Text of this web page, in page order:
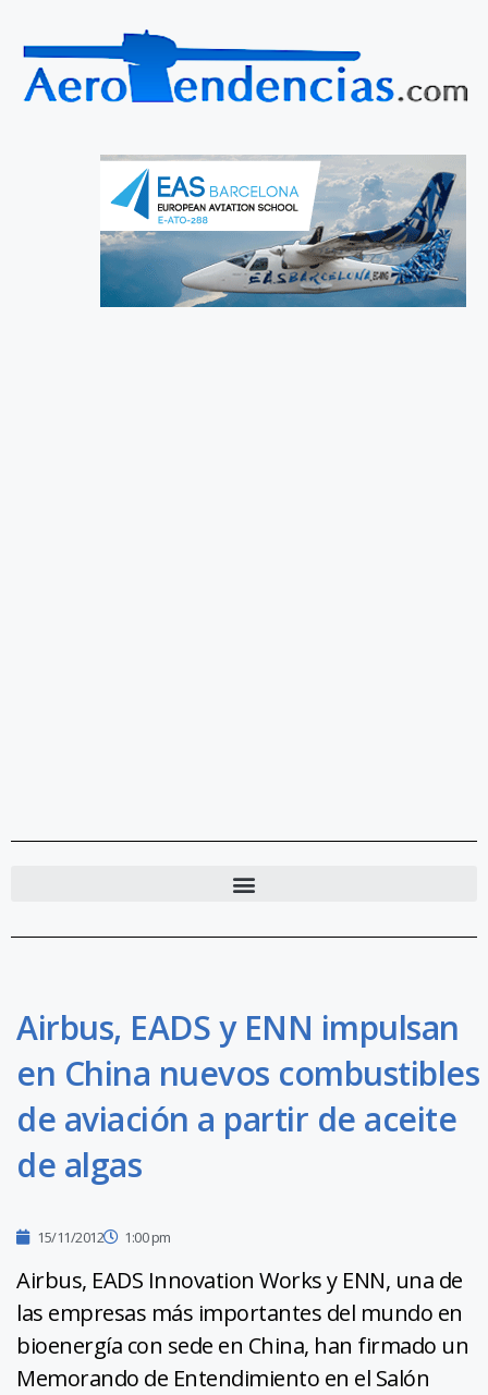
Airbus, EADS y ENN impulsan
en China nuevos combustibles
de aviación a partir de aceite
de algas
15/11/2012 1:00 pm
Airbus, EADS Innovation Works y ENN, una de
las empresas más importantes del mundo en
bioenergía con sede en China, han firmado un
Memorando de Entendimiento en el Salón